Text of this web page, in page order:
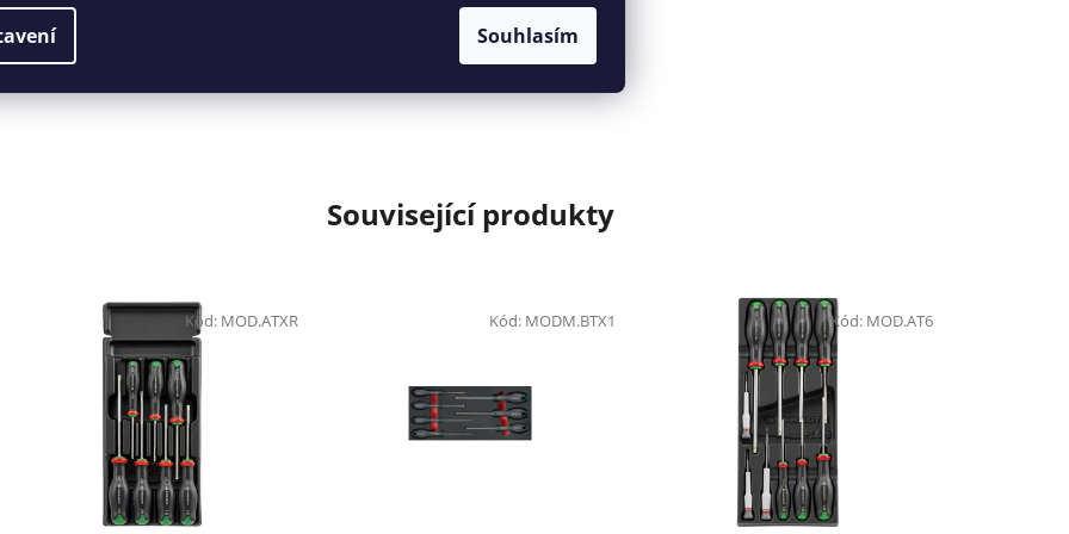
Souhlasím
dodávky: pojízdný vozík a 12 dělících přepážek (dodáváno
Související produkty
Kód: MOD.ATXR Kód: MODM.BTX1 Kód: MOD.AT6